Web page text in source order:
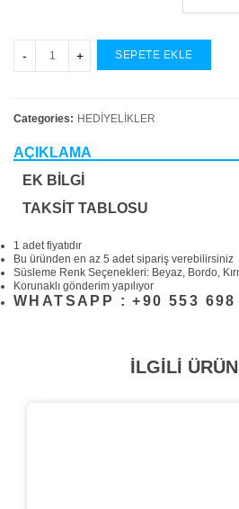
SEPETE EKLE
Categories: HEDİYELİKLER
AÇIKLAMA
EK BILGI
TAKSIT TABLOSU
1 adet fiyatıdır
Bu üründen en az 5 adet sipariş verebilirsiniz
Süsleme Renk Seçenekleri: Beyaz, Bordo,
Korunaklı gönderim yapılıyor
WHATSAPP : +90 553 698
İLGİLİ